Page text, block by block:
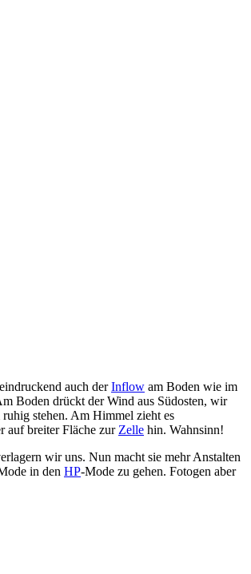
auch derInflow am Boden wie im
Boden drückt der Wind aus Südosten, wir
stehen. Am Himmel zieht es
auf breiter Fläche zur Zelle hin. Wahnsinn!
wir uns. Nun macht sie mehr Anstalten
in den HP-Mode zu gehen. Fotogen aber